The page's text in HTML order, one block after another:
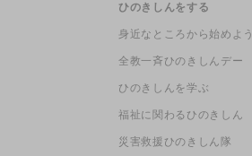
ひのきしんをする
身近なところから始めよう
全教一斉ひのきしんデー
ひのきしんを学ぶ
福祉に関わるひのきしん
災害救援ひのきしん隊